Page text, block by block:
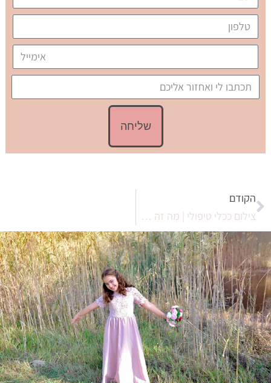
שליחה
הקודם
צילום ככלי טיפולי | מה זה פוטותרפיה?